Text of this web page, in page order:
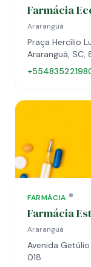
Farmácia
Araranguá
Praça Hercílio
Araranguá,
FARMÁCIA
Farmácia
Araranguá
Avenida
018